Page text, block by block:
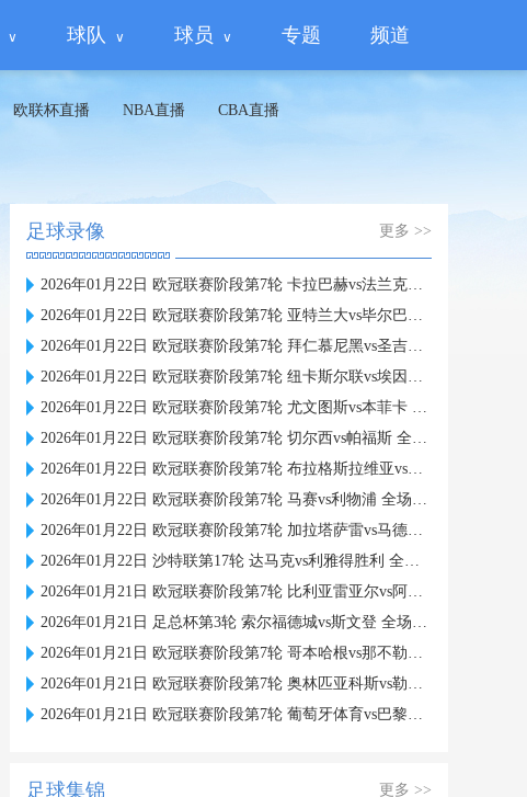
球队 球员 专题 频道
欧联杯直播 NBA直播 CBA直播
足球录像 更多 >>
2026年01月22日 欧冠联赛阶段第7轮 卡拉巴赫vs法兰克福 全场录像
2026年01月22日 欧冠联赛阶段第7轮 亚特兰大vs毕尔巴鄂竞技 全场录像
2026年01月22日 欧冠联赛阶段第7轮 拜仁慕尼黑vs圣吉罗斯 全场录像
2026年01月22日 欧冠联赛阶段第7轮 纽卡斯尔联vs埃因霍温 全场录像
2026年01月22日 欧冠联赛阶段第7轮 尤文图斯vs本菲卡 全场录像
2026年01月22日 欧冠联赛阶段第7轮 切尔西vs帕福斯 全场录像
2026年01月22日 欧冠联赛阶段第7轮 布拉格斯拉维亚vs巴塞罗那 全场录像
2026年01月22日 欧冠联赛阶段第7轮 马赛vs利物浦 全场录像
2026年01月22日 欧冠联赛阶段第7轮 加拉塔萨雷vs马德里竞技 全场录像
2026年01月22日 沙特联第17轮 达马克vs利雅得胜利 全场录像
2026年01月21日 欧冠联赛阶段第7轮 比利亚雷亚尔vs阿贾克斯 全场录像
2026年01月21日 足总杯第3轮 索尔福德城vs斯文登 全场录像
2026年01月21日 欧冠联赛阶段第7轮 哥本哈根vs那不勒斯 全场录像
2026年01月21日 欧冠联赛阶段第7轮 奥林匹亚科斯vs勒沃库森 全场录像
2026年01月21日 欧冠联赛阶段第7轮 葡萄牙体育vs巴黎圣日耳曼 全场录像
足球集锦 更多 >>